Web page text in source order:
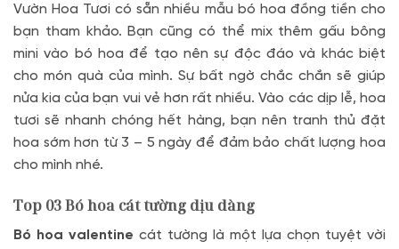
Vườn Hoa Tươi có sẵn nhiều mẫu bó hoa đồng tiền cho
bạn tham khảo. Bạn cũng có thể mix thêm gấu bông
mini vào bó hoa để tạo nên sự độc đáo và khác biệt
cho món quà của mình. Sự bất ngờ chắc chắn sẽ giúp
nửa kia của bạn vui vẻ hơn rất nhiều. Vào các dịp lễ, hoa
tươi sẽ nhanh chóng hết hàng, bạn nên tranh thủ đặt
hoa sớm hơn từ 3 – 5 ngày để đảm bảo chất lượng hoa
cho mình nhé.
Top 03Bó hoa cát tường dịu dàng
Bó hoa valentine cát tường là một lựa chọn tuyệt vời